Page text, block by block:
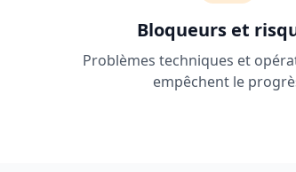
Bloqueurs et
Problèmes techniques et
empêchent le